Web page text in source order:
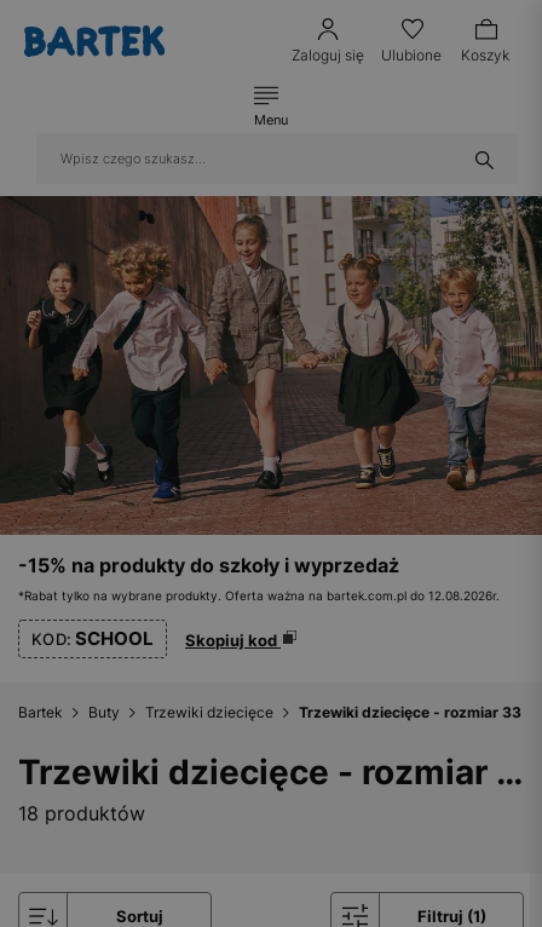
Zaloguj się Ulubione Koszyk
Menu
-15% na produkty do szkoły i wyprzedaż
*Rabat tylko na wybrane produkty. Oferta ważna na bartek.com.pl do 12.08.2026r.
KOD: SCHOOL Skopiuj kod
Bartek Buty Trzewiki dziecięce Trzewiki dziecięce - rozmiar 33
Trzewiki dziecięce - rozmiar 33
18 produktów
Sortuj Filtruj (1)